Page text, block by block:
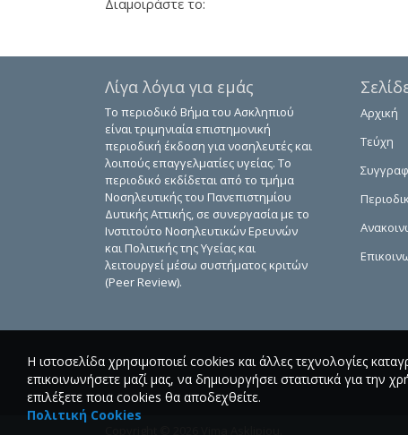
Λίγα λόγια για εμάς
Το περιοδικό Βήμα του Ασκληπιού
είναι τριμηνιαία επιστημονική
περιοδική έκδοση για νοσηλευτές και
λοιπούς επαγγελματίες υγείας. Το
περιοδικό εκδίδεται από το τμήμα
Νοσηλευτικής του Πανεπιστημίου
Δυτικής Αττικής, σε συνεργασία με το
Ινστιτούτο Νοσηλευτικών Ερευνών
και Πολιτικής της Υγείας και
λειτουργεί μέσω συστήματος κριτών
(Peer Review).
Αρχική
Τεύχη
Η ιστοσελίδα χρησιμοποιεί cookies και άλλες τεχνολογίες
επικοινωνήσετε μαζί μας, να δημιουργήσει στατιστικά για την
επιλέξετε ποια cookies θα αποδεχθείτε.
Πολιτική Cookies